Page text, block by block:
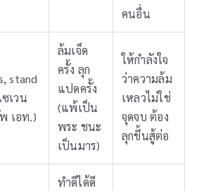
คนอื่น
stand
เวน
เอท.)
ล้มเจ็ด
ครั้ง ลุก
แปดครั้ง
(แพ้เป็น
พระ ชนะ
เป็นมาร)
ให้กำลังใจ
ว่าความล้ม
เหลวไม่ใช่
จุดจบ ต้อง
ลุกขึ้นสู้ต่อ
ทำดีได้ดี